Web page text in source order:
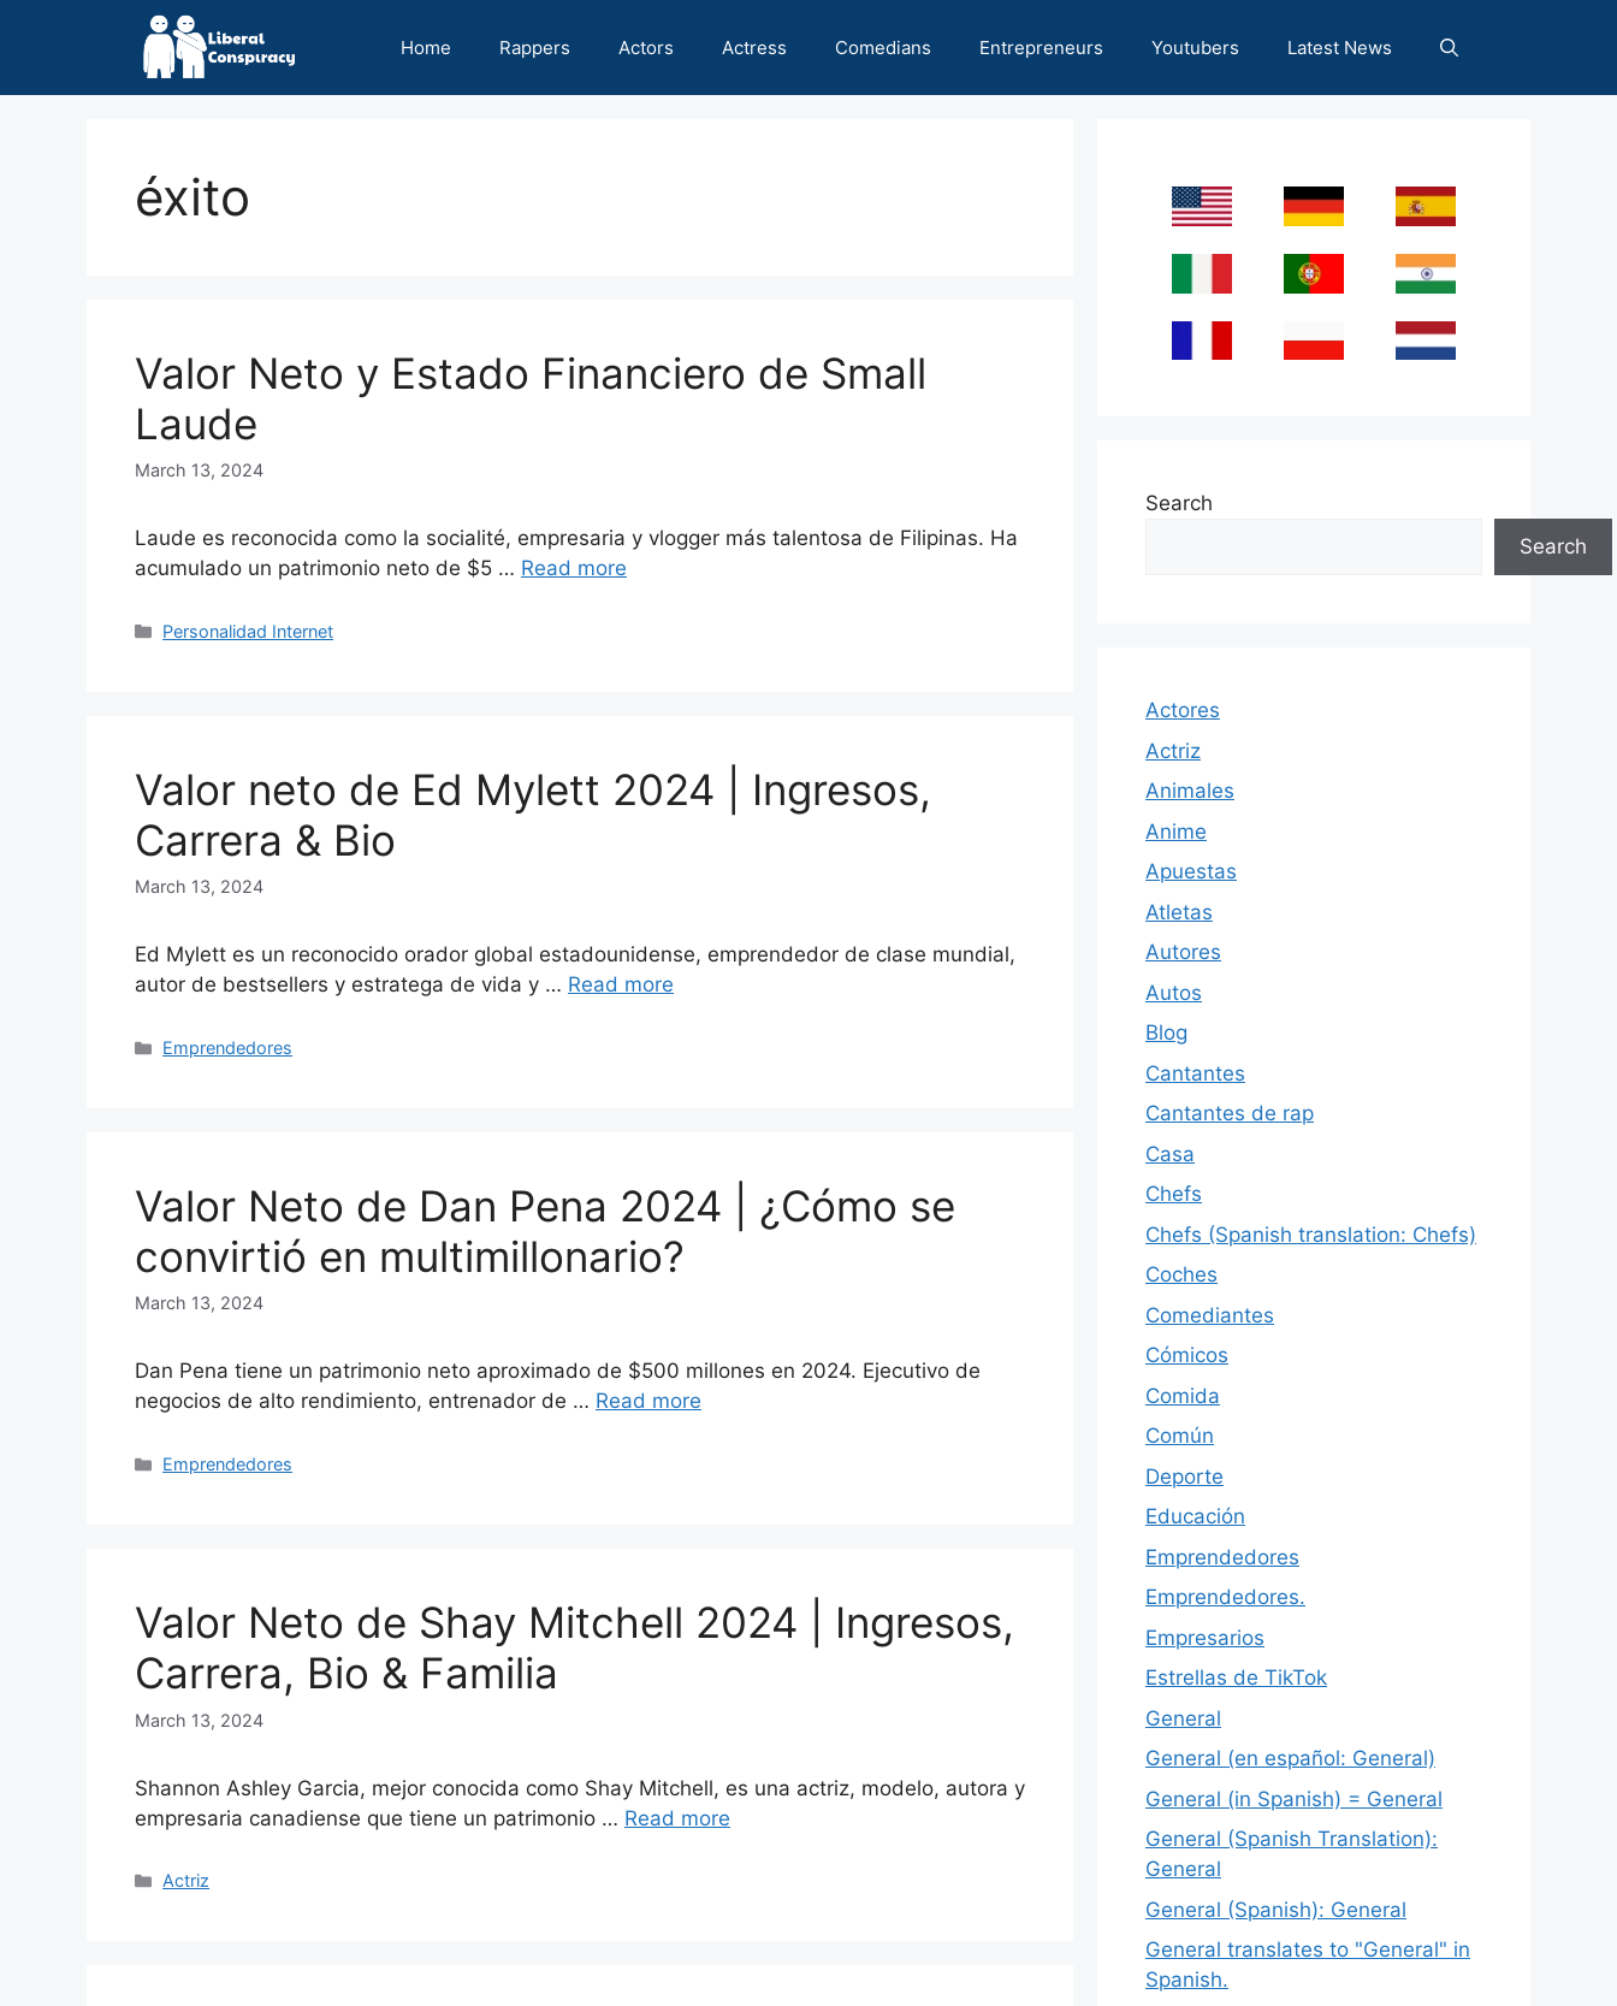
Home Rappers Actors Actress Comedians Entrepreneurs Youtubers Latest News
éxito
Valor Neto y Estado Financiero de Small
Laude
March 13, 2024
Laude es reconocida como la socialité, empresaria y vlogger más talentosa de Filipinas. Ha
acumulado un patrimonio neto de $5 … Read more
Categories
Personalidad Internet
Valor neto de Ed Mylett 2024 | Ingresos,
Carrera & Bio
March 13, 2024
Ed Mylett es un reconocido orador global estadounidense, emprendedor de clase mundial,
autor de bestsellers y estratega de vida y … Read more
Categories
Emprendedores
Valor Neto de Dan Pena 2024 | ¿Cómo se
convirtió en multimillonario?
March 13, 2024
Dan Pena tiene un patrimonio neto aproximado de $500 millones en 2024. Ejecutivo de
negocios de alto rendimiento, entrenador de … Read more
Categories
Emprendedores
Valor Neto de Shay Mitchell 2024 | Ingresos,
Carrera, Bio & Familia
March 13, 2024
Shannon Ashley Garcia, mejor conocida como Shay Mitchell, es una actriz, modelo, autora y
empresaria canadiense que tiene un patrimonio … Read more
Categories
Actriz
Search
Search
Actores
Actriz
Animales
Anime
Apuestas
Atletas
Autores
Autos
Blog
Cantantes
Cantantes de rap
Casa
Chefs
Chefs (Spanish translation: Chefs)
Coches
Comediantes
Cómicos
Comida
Común
Deporte
Educación
Emprendedores
Emprendedores.
Empresarios
Estrellas de TikTok
General
General (en español: General)
General (in Spanish) = General
General (Spanish Translation):
General
General (Spanish): General
General translates to "General" in
Spanish.